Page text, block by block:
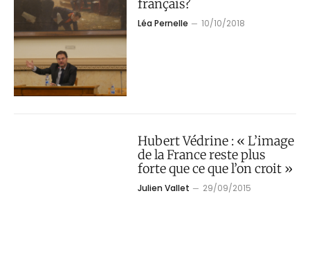
français?
Léa Pernelle 10/10/2018
Hubert Védrine : « L’image
de la France reste plus
forte que ce que l’on croit »
Julien Vallet 29/09/2015